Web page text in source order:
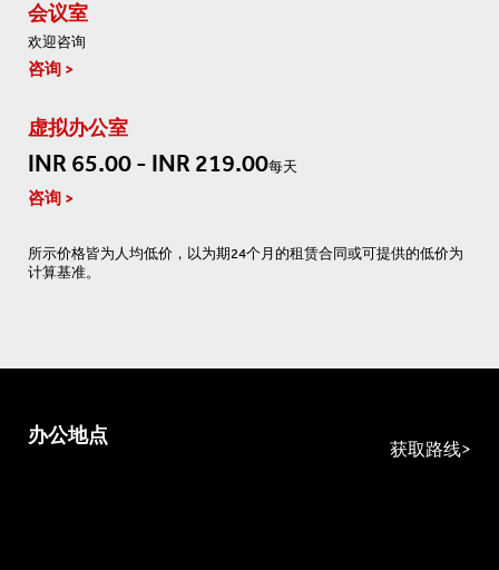
会议室
欢迎咨询
咨询
虚拟办公室
INR 65.00 - INR 219.00每天
咨询
所示价格皆为人均低价，以为期24个月的租赁合同或可提供的低价为
计算基准。
办公地点
获取路线